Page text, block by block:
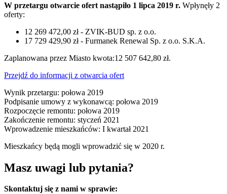
W przetargu otwarcie ofert nastąpiło 1 lipca 2019 r. Wpłynęły 2
oferty:
12 269 472,00 zł - ZVIK-BUD sp. z o.o.
17 729 429,90 zł - Furmanek Renewal Sp. z o.o. S.K.A.
Zaplanowana przez Miasto kwota:12 507 642,80 zł.
Przejdź do informacji z otwarcia ofert
Wynik przetargu: połowa 2019
Podpisanie umowy z wykonawcą: połowa 2019
Rozpoczęcie remontu: połowa 2019
Zakończenie remontu: styczeń 2021
Wprowadzenie mieszkańców: I kwartał 2021
Mieszkańcy będą mogli wprowadzić się w 2020 r.
Masz uwagi lub pytania?
Skontaktuj się z nami w sprawie: